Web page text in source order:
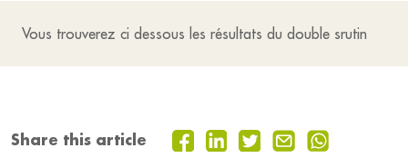
Vous trouverez ci dessous les résultats du double srutin
Share this article